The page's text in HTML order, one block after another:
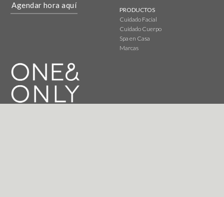
Agendar hora aquí
PRODUCTOS
Cuidado Facial
Cuidado Cuerpo
Spa en Casa
Marcas